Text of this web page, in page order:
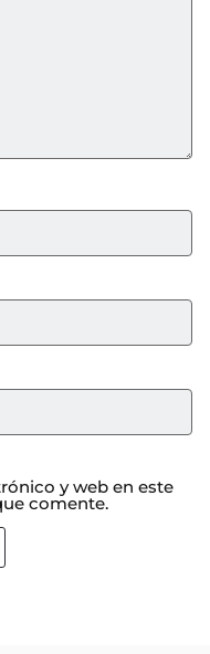
y web en este
comente.